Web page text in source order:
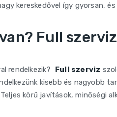
kereskedővel így gyorsan,
Full
rendelkezik? Full szerviz
kisebb és nagyobb
körű javítások, minőségi